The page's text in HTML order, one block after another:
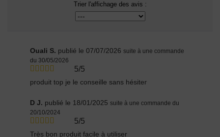
Trier l'affichage des avis :
Ouali S. publié le 07/07/2026 suite à une commande
du 30/05/2026
5/5
produit top je le conseille sans hésiter
D J. publié le 18/01/2025 suite à une commande du
20/10/2024
5/5
Très bon produit facile à utiliser